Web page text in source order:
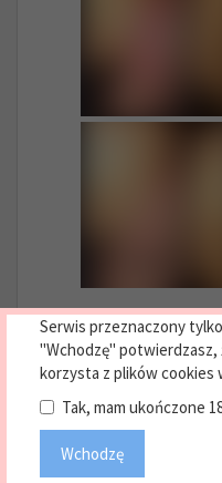
« Previous 1 2
Serwis przeznaczony
"Wchodzę" potwierdzasz,
korzysta z plików cookies
Tak, mam ukończone
Wchodzę